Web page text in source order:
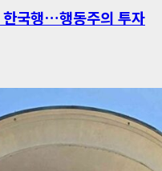
한국행…행동주의 투자